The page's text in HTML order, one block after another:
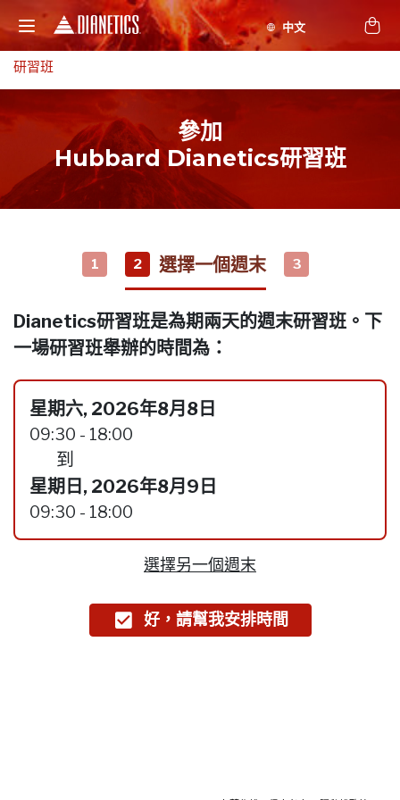
研習班
參加
Hubbard Dianetics研習班
1 2 選擇一個週末 3
Dianetics研習班是為期兩天的週末研習班。下
一場研習班舉辦的時間為：
星期六, 2026年8月8日
09:30 - 18:00
到
星期日, 2026年8月9日
09:30 - 18:00
選擇另一個週末
好，請幫我安排時間